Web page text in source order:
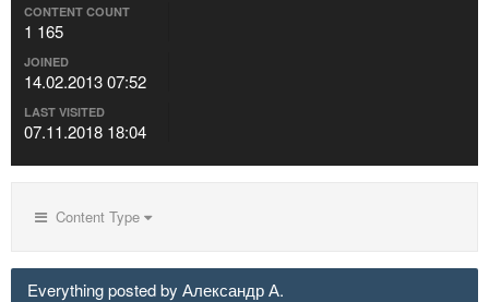
CONTENT COUNT
1 165
JOINED
14.02.2013 07:52
LAST VISITED
07.11.2018 18:04
Content Type
Everything posted by Александр А.